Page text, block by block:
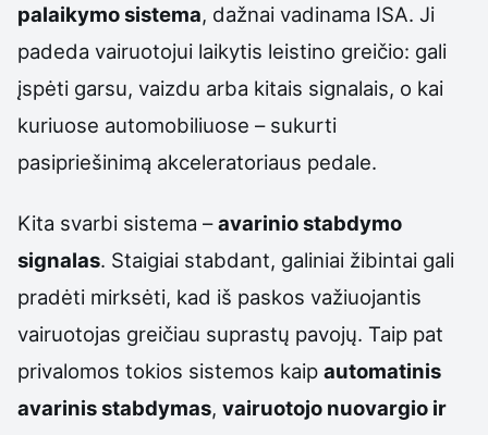
palaikymo sistema, dažnai vadinama ISA. Ji
padeda vairuotojui laikytis leistino greičio: gali
įspėti garsu, vaizdu arba kitais signalais, o kai
kuriuose automobiliuose – sukurti
pasipriešinimą akceleratoriaus pedale.
Kita svarbi sistema –avarinio stabdymo
signalas. Staigiai stabdant, galiniai žibintai gali
pradėti mirksėti, kad iš paskos važiuojantis
vairuotojas greičiau suprastų pavojų. Taip pat
privalomos tokios sistemos kaip automatinis
avarinis stabdymas, vairuotojo nuovargio ir